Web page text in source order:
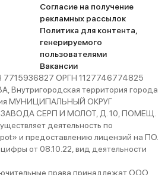
Согласие на получение
рекламных рассылок
Политика для контента,
генерируемого
пользователями
Вакансии
ОРГН 1127746774825
Внутригородская территория города
МУНИЦИПАЛЬНЫЙ ОКРУГ
СЕРП И МОЛОТ, Д. 10, ПОМЕЩ.
деятельность по
и предоставлению лицензий на ПО.
от 08.10.22, вид деятельности
права принадлежат ООО